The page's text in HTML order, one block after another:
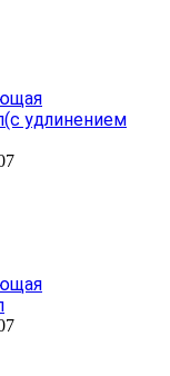
удлинением